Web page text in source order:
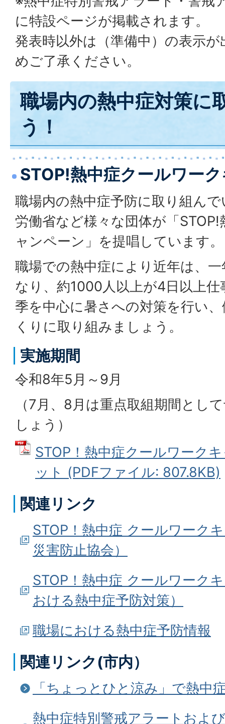
に特設ページが掲載されます。
発表時以外は（準備中）の表示
めご了承ください。
職場内の熱中症対策に
う！
STOP!熱中症クールワー
職場内の熱中症予防に取り組ん
労働省など様々な団体が「
ャンペーン」を提唱しています。
職場での熱中症により近年は、
なり、約1000人以上が4日以上
季を中心に暑さへの対策を行い
くりに取り組みましょう。
実施期間
令和8年5月～9月
（7月、8月は重点取組期間とし
しょう）
STOP！熱中症クールワーク
ット (PDFファイル: 807.8KB)
関連リンク
STOP！熱中症 クールワーク
災害防止協会）
STOP！熱中症 クールワーク
おける熱中症予防対策）
職場における熱中症予防情報
関連リンク(市内）
「ちょっとひと涼み」で熱中
熱中症特別警戒アラートおよ